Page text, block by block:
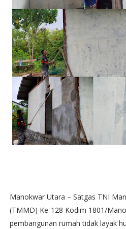
Manokwar Utara – Satgas TNI
(TMMD) Ke-128 Kodim 1801/
pembangunan rumah tidak layak